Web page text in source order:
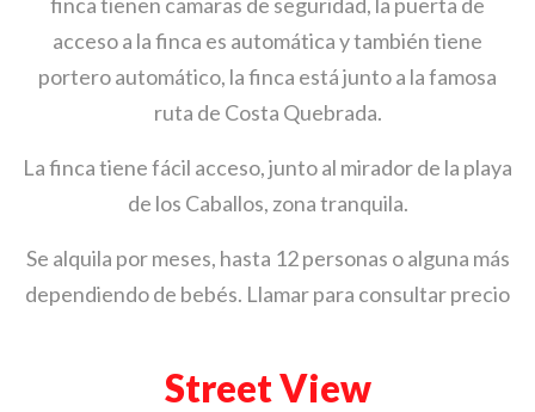
acceso a la finca es automática y también tiene
portero automático, la finca está junto a la famosa
ruta de Costa Quebrada.
La finca tiene fácil acceso, junto al mirador de la playa
de los Caballos, zona tranquila.
Se alquila por meses, hasta 12 personas o alguna más
dependiendo de bebés. Llamar para consultar precio
Street View